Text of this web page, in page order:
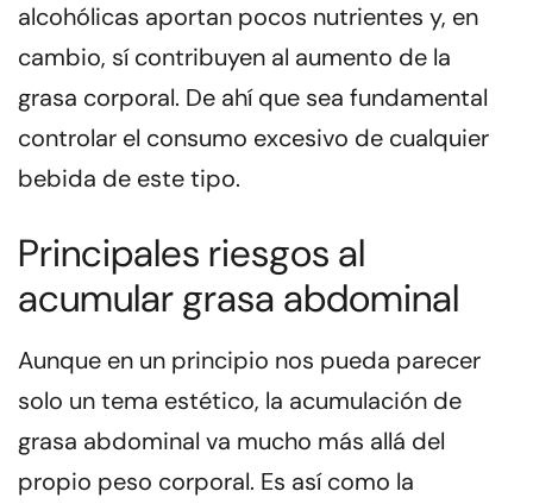
alcohólicas aportan pocos nutrientes y, en
cambio, sí contribuyen al aumento de la
grasa corporal. De ahí que sea fundamental
controlar el consumo excesivo de cualquier
bebida de este tipo.
Principales riesgos al
acumular grasa abdominal
Aunque en un principio nos pueda parecer
solo un tema estético, la acumulación de
grasa abdominal va mucho más allá del
propio peso corporal. Es así como la